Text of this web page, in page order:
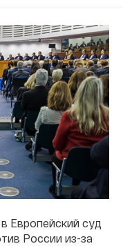
Европейский суд
России из-за